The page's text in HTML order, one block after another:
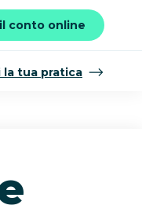
conto online
la tua pratica